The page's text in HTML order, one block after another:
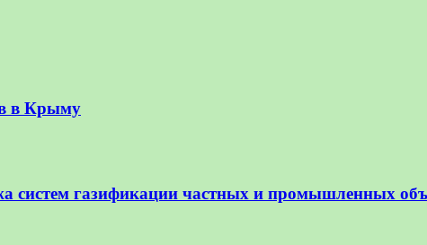
в Крыму
систем газификации частных и промышленных